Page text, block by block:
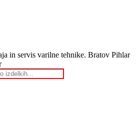
in servis varilne tehnike. Bratov Pihlar